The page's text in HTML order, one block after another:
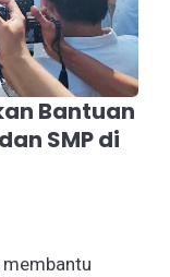
Bantuan
SMP di